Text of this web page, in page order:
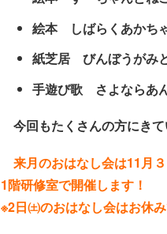
絵本 しばらくあかち
紙芝居 びんぼうがみ
手遊び歌 さよならあ
今回もたくさんの方にき
来月のおはなし会は11月
1階研修室で開催します！
※2日㈯のおはなし会はお休み